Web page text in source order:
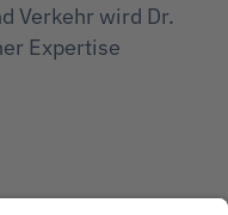
Verkehr wird Dr.
Expertise